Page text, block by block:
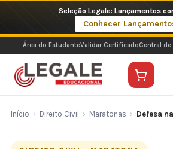
o
conteúdo
Seleção Legale: Lançamentos
Conhecer
Área do EstudanteValidar CertificadoCentral de
Início › Direito Civil › Maratonas › Defesa